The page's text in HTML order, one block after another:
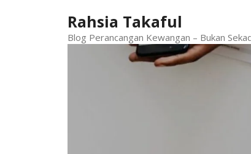
Rahsia Takaful
Blog Perancangan Kewangan – Bukan